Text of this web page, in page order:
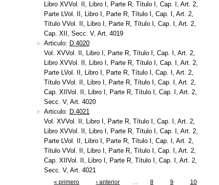
Libro XVVol. II, Libro I, Parte R, Título I, Cap. I, Art. 2,
Parte LVol. II, Libro I, Parte R, Título I, Cap. I, Art. 2,
Título VVol. II, Libro I, Parte R, Título I, Cap. I, Art. 2,
Cap. XII, Secc. V, Art. 4019
Articulo: D.4020
Vol. XVVol. II, Libro I, Parte R, Título I, Cap. I, Art. 2,
Libro XVVol. II, Libro I, Parte R, Título I, Cap. I, Art. 2,
Parte LVol. II, Libro I, Parte R, Título I, Cap. I, Art. 2,
Título VVol. II, Libro I, Parte R, Título I, Cap. I, Art. 2,
Cap. XIIVol. II, Libro I, Parte R, Título I, Cap. I, Art. 2,
Secc. V, Art. 4020
Articulo: D.4021
Vol. XVVol. II, Libro I, Parte R, Título I, Cap. I, Art. 2,
Libro XVVol. II, Libro I, Parte R, Título I, Cap. I, Art. 2,
Parte LVol. II, Libro I, Parte R, Título I, Cap. I, Art. 2,
Título VVol. II, Libro I, Parte R, Título I, Cap. I, Art. 2,
Cap. XIIVol. II, Libro I, Parte R, Título I, Cap. I, Art. 2,
Secc. V, Art. 4021
« primero ‹ anterior … 8 9 10